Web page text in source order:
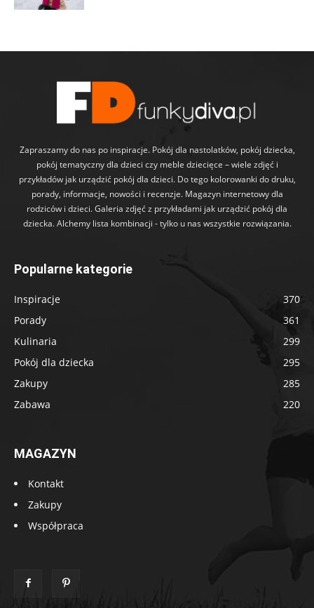
Zapraszamy do nas po inspiracje. Pokój dla nastolatków, pokój dziecka,
pokój tematyczny dla dzieci czy meble dziecięce – wiele zdjęć i
przykładów jak urządzić pokój dla dzieci. Do tego kolorowanki do druku,
porady, informacje, nowości i recenzje. Magazyn internetowy dla
rodziców i dzieci. Galeria zdjęć z przykładami jak urządzić pokój dla
dziecka. Alchemy lista kombinacji - tylko u nas wszystkie rozwiązania.
Popularne kategorie
Inspiracje
370
Porady
361
Kulinaria
299
Pokój dla dziecka
295
Zakupy
285
Zabawa
220
MAGAZYN
Kontakt
Zakupy
Współpraca